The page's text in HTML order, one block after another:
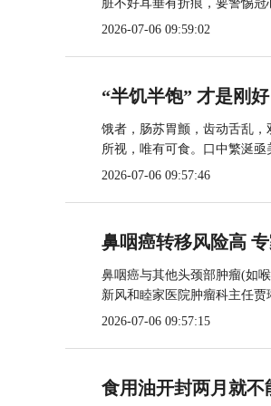
脏不好耳垂有折痕，要警惕
2026-07-06 09:59:02
“半饥半饱” 才是刚好
饿者，肠苏胃颤，齿动舌乱
所视，唯有可食。口中繁涎
2026-07-06 09:57:46
鼻咽癌转移风险高
鼻咽癌与其他头颈部肿瘤(如
新风和睦家医院肿瘤科主任
2026-07-06 09:57:15
食用油开封两月就不